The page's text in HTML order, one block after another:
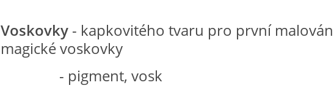
Voskovky - kapkovitého tvaru pro první
magické voskovky
- pigment, vosk